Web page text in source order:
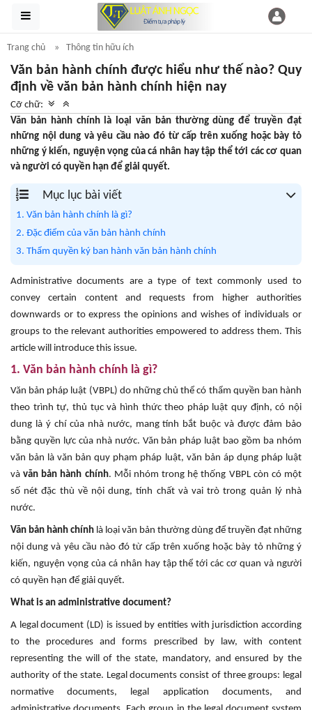
Trang chủ Thông tin hữu ích
Văn bản hành chính được hiểu như thế nào? Quy
định về văn bản hành chính hiện nay
Cỡ chữ:
Văn bản hành chính là loại văn bản thường dùng để truyền đạt
những nội dung và yêu cầu nào đó từ cấp trên xuống hoặc bày tỏ
những ý kiến, nguyện vọng của cá nhân hay tập thể tới các cơ quan
và người có quyền hạn để giải quyết.
Mục lục bài viết
1. Văn bản hành chính là gì?
2. Đặc điểm của văn bản hành chính
3. Thẩm quyền ký ban hành văn bản hành chính
Administrative documents are a type of text commonly used to
convey certain content and requests from higher authorities
downwards or to express the opinions and wishes of individuals or
groups to the relevant authorities empowered to address them. This
article will introduce this issue.
1. Văn bản hành chính là gì?
Văn bản pháp luật (VBPL) do những chủ thể có thẩm quyền ban hành
theo trình tự, thủ tục và hình thức theo pháp luật quy định, có nội
dung là ý chí của nhà nước, mang tính bắt buộc và được đảm bảo
bằng quyền lực của nhà nước. Văn bản pháp luật bao gồm ba nhóm
văn bản là văn bản quy phạm pháp luật, văn bản áp dụng pháp luật
vàvăn bản hành chính. Mỗi nhóm trong hệ thống VBPL còn có một
số nét đặc thù về nội dung, tính chất và vai trò trong quản lý nhà
nước.
Văn bản hành chính là loại văn bản thường dùng để truyền đạt những
nội dung và yêu cầu nào đó từ cấp trên xuống hoặc bày tỏ những ý
kiến, nguyện vọng của cá nhân hay tập thể tới các cơ quan và người
có quyền hạn để giải quyết.
What is an administrative document?
A legal document (LD) is issued by entities with jurisdiction according
to the procedures and forms prescribed by law, with content
representing the will of the state, mandatory, and ensured by the
authority of the state. Legal documents consist of three groups: legal
normative documents, legal application documents, and